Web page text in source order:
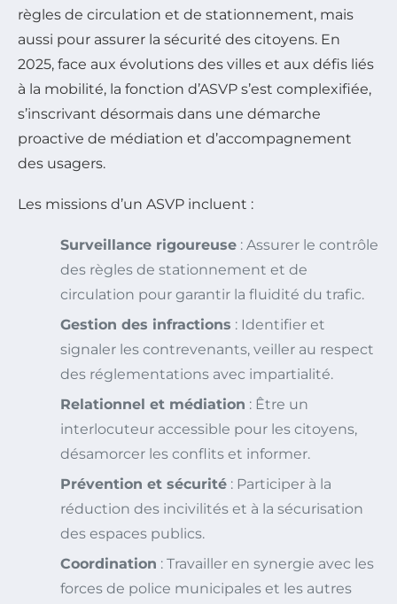
règles de circulation et de stationnement, mais
aussi pour assurer la sécurité des citoyens. En
2025, face aux évolutions des villes et aux défis liés
à la mobilité, la fonction d’ASVP s’est complexifiée,
s’inscrivant désormais dans une démarche
proactive de médiation et d’accompagnement
des usagers.
Les missions d’un ASVP incluent :
Surveillance rigoureuse : Assurer le contrôle
des règles de stationnement et de
circulation pour garantir la fluidité du trafic.
Gestion des infractions : Identifier et
signaler les contrevenants, veiller au respect
des réglementations avec impartialité.
Relationnel et médiation : Être un
interlocuteur accessible pour les citoyens,
désamorcer les conflits et informer.
Prévention et sécurité : Participer à la
réduction des incivilités et à la sécurisation
des espaces publics.
Coordination : Travailler en synergie avec les
forces de police municipales et les autres